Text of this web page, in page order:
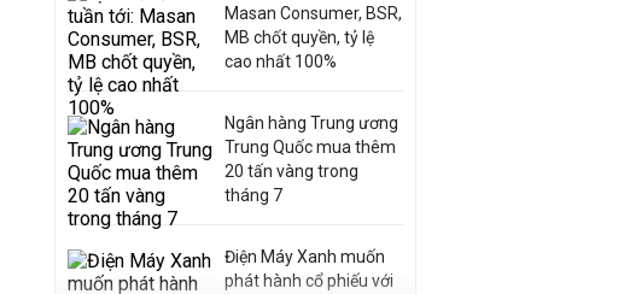
Masan Consumer, BSR,
MB chốt quyền, tỷ lệ
cao nhất 100%
Ngân hàng Trung ương
Trung Quốc mua thêm
20 tấn vàng trong
tháng 7
Điện Máy Xanh muốn
phát hành cổ phiếu với